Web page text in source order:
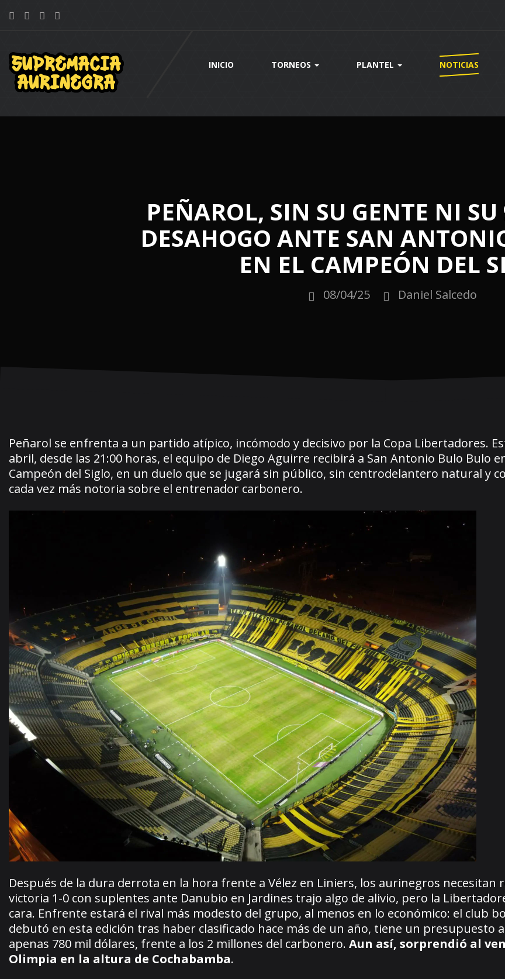
INICIO TORNEOS PLANTEL NOTICIAS
PEÑAROL, SIN SU GENTE NI
DESAHOGO ANTE SAN
EN EL CAMPEÓN DEL
08/04/25 Daniel Salcedo
Peñarol se enfrenta a un partido atípico, incómodo y decisivo por la Copa Libertadores.
abril, desde las 21:00 horas, el equipo de Diego Aguirre recibirá a San Antonio Bulo Bulo
Campeón del Siglo, en un duelo que se jugará sin público, sin centrodelantero natural y
cada vez más notoria sobre el entrenador carbonero.
Después de la dura derrota en la hora frente a Vélez en Liniers, los aurinegros necesitan
victoria 1-0 con suplentes ante Danubio en Jardines trajo algo de alivio, pero la
cara. Enfrente estará el rival más modesto del grupo, al menos en lo económico: el club
debutó en esta edición tras haber clasificado hace más de un año, tiene un presupuesto
apenas 780 mil dólares, frente a los 2 millones del carbonero. Aun así, sorprendió al
Olimpia en la altura de Cochabamba.